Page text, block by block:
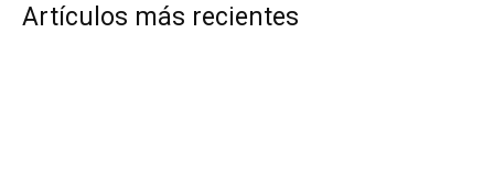
Artículos más recientes